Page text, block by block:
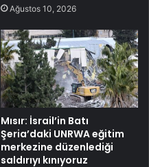
Ağustos 10, 2026
Mısır: İsrail’in Batı
Şeria’daki UNRWA eğitim
merkezine düzenlediği
saldırıyı kınıyoruz